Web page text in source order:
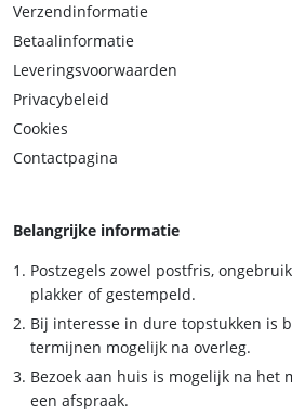
Verzendinformatie
Betaalinformatie
Leveringsvoorwaarden
Privacybeleid
Cookies
Contactpagina
Belangrijke informatie
Postzegels zowel postfris,
plakker of gestempeld.
Bij interesse in dure topstukken is
termijnen mogelijk na overleg.
Bezoek aan huis is mogelijk na het
een afspraak.